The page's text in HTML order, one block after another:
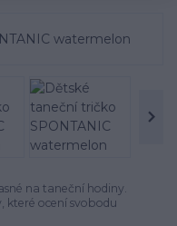
na taneční­ hodiny.
které ocení svobodu